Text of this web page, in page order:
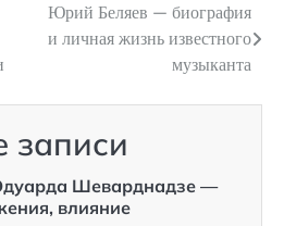
Юрий Беляев — биография
и личная жизнь известного
музыканта
записи
Шеварднадзе —
влияние